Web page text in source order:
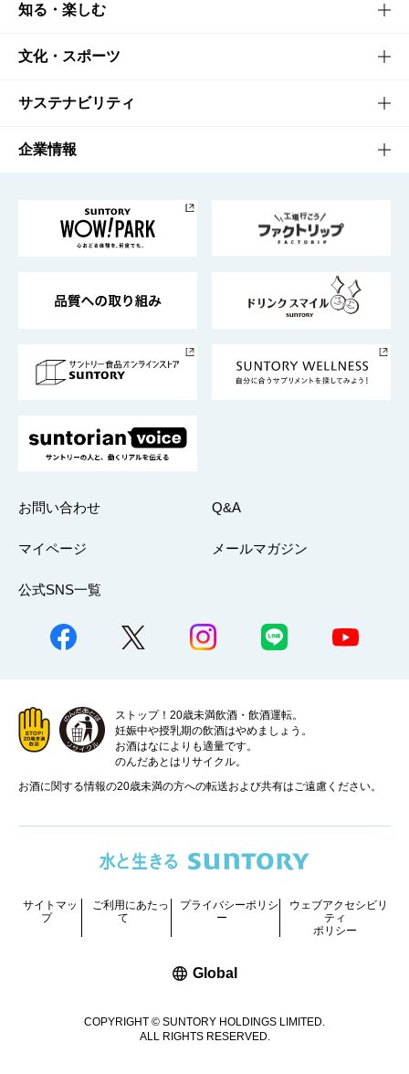
商品TOP
商品一覧
商品発売情報
栄養成分一覧
知る・楽しむ
知る・楽しむTOP
キャンペーン
工場見学
地域情報
文化・スポーツ
文化・スポーツTOP
サントリーホール
サントリーサンバーズ大阪
サステナビリティ
サステナビリティTOP
サントリーが考えるサステナビリティ経営
企業情報
企業概要
採用情報
お問い合わせ Q&A
マイページ メールマガジン
公式SNS一覧
ストップ！20歳未満飲酒・飲酒運転。
妊娠中や授乳期の飲酒はやめましょう。
お酒はなによりも適量です。
のんだあとはリサイクル。
お酒に関する情報の20歳未満の方への転送および共有はご遠慮ください。
COPYRIGHT © SUNTORY HOLDINGS LIMITED.
ALL RIGHTS RESERVED.
サイトマッ
プ
ご利用にあたっ
て
プライバシーポリシ
ー
ウェブアクセシビリ
ティ
ポリシー
Global新しいウィンドウで開く